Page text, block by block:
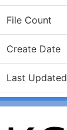
File Count
Create Date
Last Updated